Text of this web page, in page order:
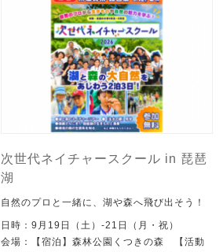
次世代ネイチャースクール in 琵琶
湖
自然のプロと一緒に、湖や森へ飛び出そう！
日時：9月19日（土）-21日（月・祝）
会場：【宿泊】森林公園くつきの森 【活動